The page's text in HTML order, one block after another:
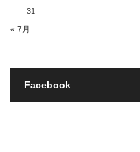
31
« 7月
Facebook